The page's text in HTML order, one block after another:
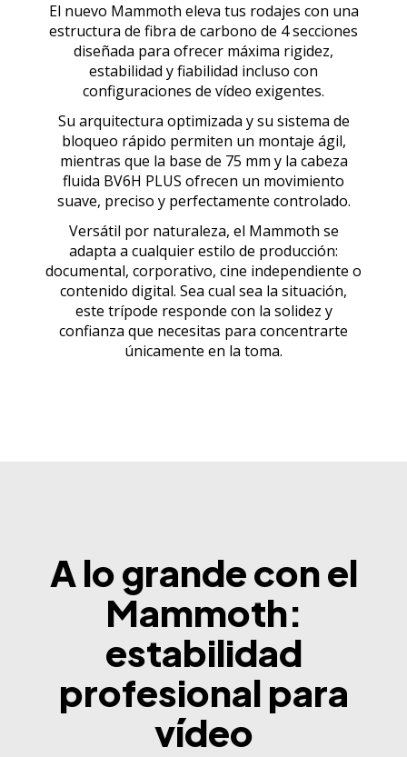
El nuevo Mammoth eleva tus rodajes con una
estructura de fibra de carbono de 4 secciones
diseñada para ofrecer máxima rigidez,
estabilidad y fiabilidad incluso con
configuraciones de vídeo exigentes.
Su arquitectura optimizada y su sistema de
bloqueo rápido permiten un montaje ágil,
mientras que la base de 75 mm y la cabeza
fluida BV6H PLUS ofrecen un movimiento
suave, preciso y perfectamente controlado.
Versátil por naturaleza, el Mammoth se
adapta a cualquier estilo de producción:
documental, corporativo, cine independiente o
contenido digital. Sea cual sea la situación,
este trípode responde con la solidez y
confianza que necesitas para concentrarte
únicamente en la toma.
A lo grande con el
Mammoth:
estabilidad
profesional para
vídeo